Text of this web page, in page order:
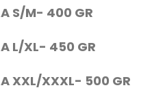
S/M- 400 GR
L/XL- 450 GR
XXL/XXXL- 500 GR